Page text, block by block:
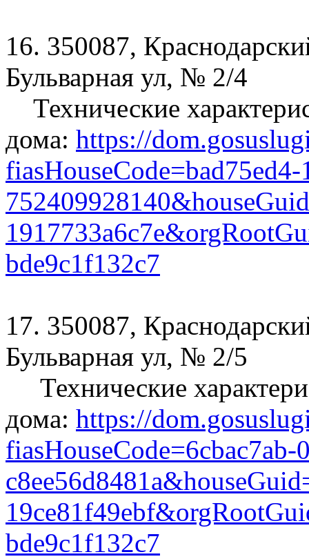
16. 350087,
Бульварная ул, № 2/4
Технические
дома: https://
bde9c1f132c7
17. 350087,
Бульварная ул, № 2/5
Технические
дома: https://
bde9c1f132c7